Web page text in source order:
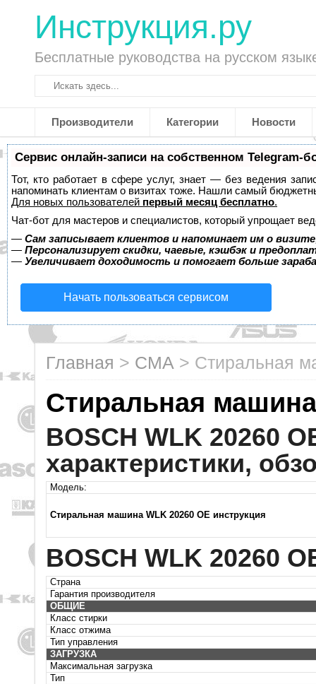
Инструкция.ру
Бесплатные руководства на русском
Производители Категории Новости
Сервис онлайн-записи на собственном Telegram-
Тот, кто работает в сфере услуг, знает — без ведения
напоминать клиентам о визитах тоже. Нашли самый
Для новых пользователей первый месяц бесплатно.
Чат-бот для мастеров и специалистов, который упрощает
— Сам записывает клиентов и напоминает им о
— Персонализирует скидки, чаевые, кэшбэк и
— Увеличивает доходимость и помогает больше
Начать пользоваться сервисом
Главная > СМА > Стиральная
Стиральная
BOSCH WLK 20260
характеристики,
Модель:
Стиральная машина WLK 20260 OE инструкция
BOSCH WLK 20260
Страна
Гарантия производителя
ОБЩИЕ
Класс стирки
Класс отжима
Тип управления
ЗАГРУЗКА
Максимальная загрузка
Тип